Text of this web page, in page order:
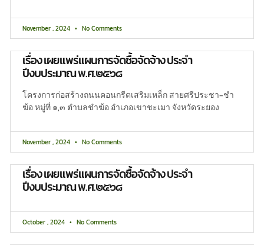
November , 2024 No Comments
เรื่อง เผยแพร่แผนการจัดซื้อจัดจ้าง ประจำ
ปีงบประมาณ พ.ศ.๒๕๖๘
โครงการก่อสร้างถนนคอนกรีตเสริมเหล็ก สายศรีประชา-ชำ
ฆ้อ หมู่ที่ ๑,๓ ตำบลชำฆ้อ อำเภอเขาชะเมา จังหวัดระยอง
November , 2024 No Comments
เรื่อง เผยแพร่แผนการจัดซื้อจัดจ้าง ประจำ
ปีงบประมาณ พ.ศ.๒๕๖๘
October , 2024 No Comments